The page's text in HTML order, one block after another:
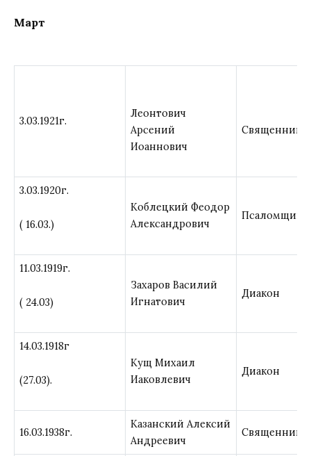
Март
3.03.1921г.
Леонтович
Арсений
Иоаннович
Священник
3.03.1920г.
( 16.03.)
Коблецкий Феодор
Александрович
Псаломщик
11.03.1919г.
( 24.03)
Захаров Василий
Игнатович
Диакон
14.03.1918г
(27.03).
Кущ Михаил
Иаковлевич
Диакон
16.03.1938г.
Казанский Алексий
Андреевич
Священник